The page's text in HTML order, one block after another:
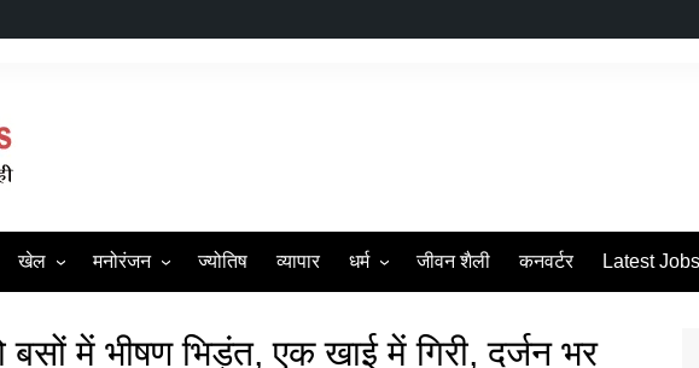
खेल मनोरंजन ज्योतिष व्यापार धर्म जीवन शैली कनवर्टर Latest Jobs
बसों में भीषण भिड़ंत, एक खाई में गिरी, दर्जन भर